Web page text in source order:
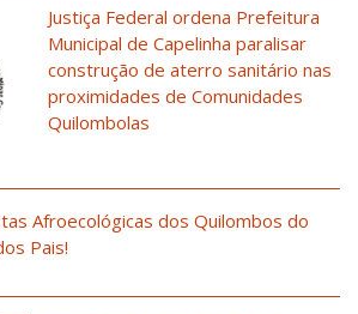
Justiça Federal ordena Prefeitura
Municipal de Capelinha paralisar
construção de aterro sanitário nas
proximidades de Comunidades
Quilombolas
Afroecológicas dos Quilombos do
Pais!